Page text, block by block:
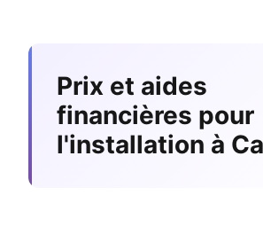
Prix et aides
financières pour
l'installation à